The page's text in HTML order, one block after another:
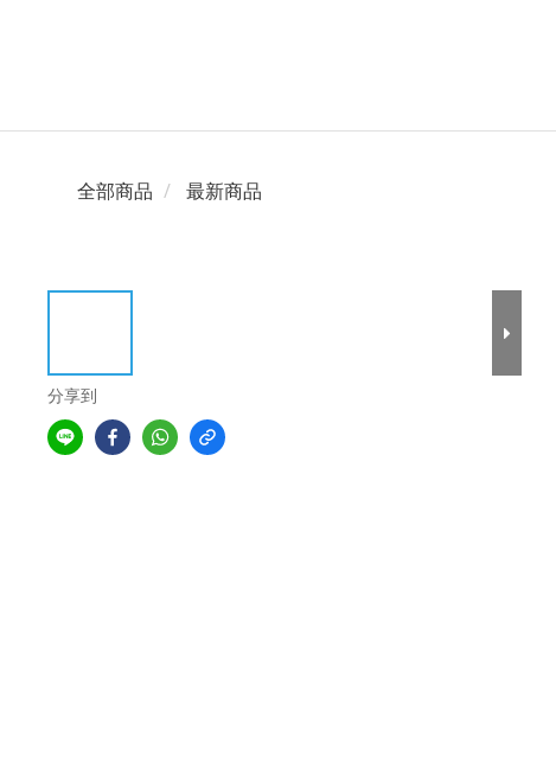
全部商品 最新商品
分享到